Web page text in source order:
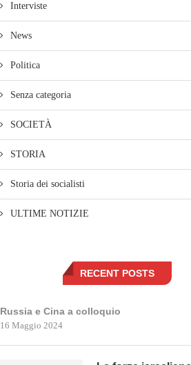
Interviste
News
Politica
Senza categoria
SOCIETÀ
STORIA
Storia dei socialisti
ULTIME NOTIZIE
RECENT POSTS
Russia e Cina a colloquio
16 Maggio 2024